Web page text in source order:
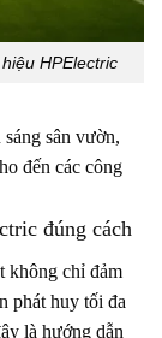
HPElectric
sân vườn,
đến các công
đúng cách
không chỉ đảm
phát huy tối đa
là hướng dẫn